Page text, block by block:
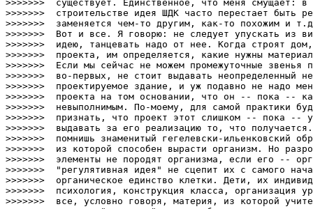
>>>>>>>  существует. Единственное, что меня смущает: в
>>>>>>>  строительстве идея ШДК часто перестает быть
>>>>>>>  заменяется чем-то другим, как-то похожим и
>>>>>>>  Вот и все. Я говорю: не следует упускать из
>>>>>>>  идею, танцевать надо от нее. Когда строят
>>>>>>>  проекта, им определяется, какие нужны
>>>>>>>  Если мы сейчас не можем промежуточные звенья
>>>>>>>  во-первых, не стоит выдавать неопределенный
>>>>>>>  проектируемое здание, и уж подавно не надо
>>>>>>>  проекта на том основании, что он -- пока --
>>>>>>>  невыполнимым. По-моему, для самой практики
>>>>>>>  признать, что проект этот слишком -- пока --
>>>>>>>  выдавать за его реализацию то, что
>>>>>>>  помнишь знаменитый гегелевски-ильенковский
>>>>>>>  из которой способен вырасти организм. Но
>>>>>>>  элементы не породят организма, если его --
>>>>>>>  "регулятивная идея" не сцепит их с самого
>>>>>>>  органическое единство клетки. Дети, их
>>>>>>>  психология, конструкция класса,
>>>>>>>  все, условно говоря, материя, из которой